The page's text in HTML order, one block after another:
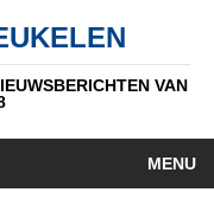
VAN
MENU